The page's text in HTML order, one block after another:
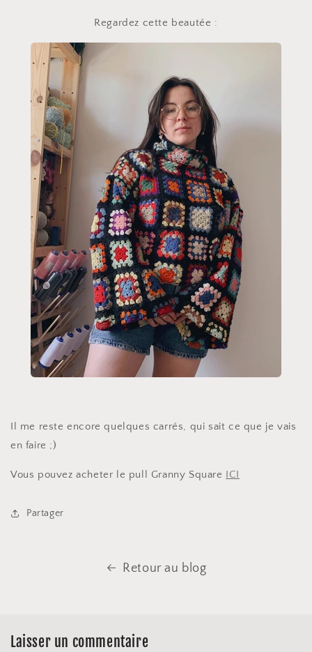
Regardez cette beautée :
Il me reste encore quelques carrés, qui sait ce que je vais
en faire ;)
Vous pouvez acheter le pull Granny Square ICI
Partager
Retour au blog
Laisser un commentaire